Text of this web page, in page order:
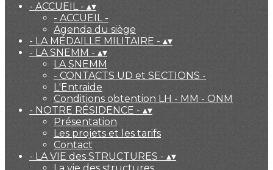
- ACCUEIL - ▴▾
- ACCUEIL -
Agenda du siège
- LA MÉDAILLE MILITAIRE - ▴▾
- LA SNEMM - ▴▾
LA SNEMM
- CONTACTS UD et SECTIONS -
L'Entraide
Conditions obtention LH - MM - ONM
- NOTRE RÉSIDENCE - ▴▾
Présentation
Les projets et les tarifs
Contact
- LA VIE des STRUCTURES - ▴▾